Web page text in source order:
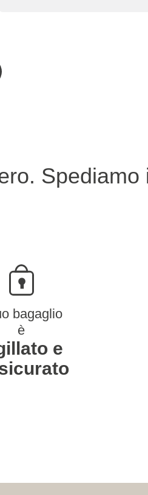
Spediamo
bagaglio
è
e